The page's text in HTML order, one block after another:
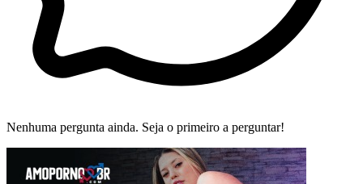
Nenhuma pergunta ainda. Seja o primeiro a perguntar!